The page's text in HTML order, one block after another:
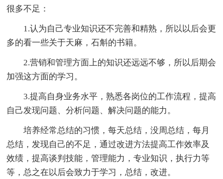
很多不足：
1.认为自己专业知识还不完善和精熟，所以以后会更
多的看一些关于天麻，石斛的书籍。
2.营销和管理方面上的知识还远远不够，所以后期会
加强这方面的学习。
3.提高自身业务水平，熟悉各岗位的工作流程，提高
自己发现问题、分析问题、解决问题的能力。
培养经常总结的习惯，每天总结，没周总结，每月
总结，发现自己的不足，通过改进方法提高工作效率及
效绩，提高谈判技能，管理能力，专业知识，执行力等
等，总之在以后会致力于学习，总结，改进。